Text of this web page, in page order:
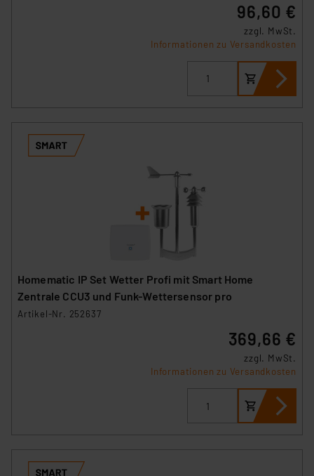
96,60 €
zzgl. MwSt.
Informationen zu Versandkosten
Homematic IP Set Wetter Profi mit Smart Home
Zentrale CCU3 und Funk-Wettersensor pro
Artikel-Nr. 252637
369,66 €
zzgl. MwSt.
Informationen zu Versandkosten